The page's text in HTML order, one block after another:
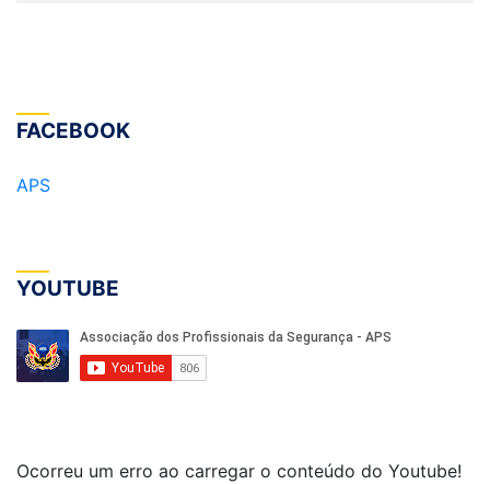
FACEBOOK
APS
YOUTUBE
Ocorreu um erro ao carregar o conteúdo do Youtube!